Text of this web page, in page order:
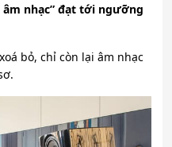
âm nhạc” đạt tới ngưỡng
bỏ, chỉ còn lại âm nhạc